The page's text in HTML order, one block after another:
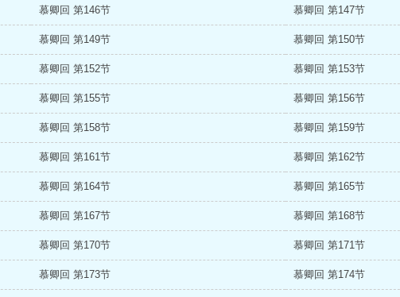
慕卿回 第146节 慕卿回 第147节
慕卿回 第149节 慕卿回 第150节
慕卿回 第152节 慕卿回 第153节
慕卿回 第155节 慕卿回 第156节
慕卿回 第158节 慕卿回 第159节
慕卿回 第161节 慕卿回 第162节
慕卿回 第164节 慕卿回 第165节
慕卿回 第167节 慕卿回 第168节
慕卿回 第170节 慕卿回 第171节
慕卿回 第173节 慕卿回 第174节